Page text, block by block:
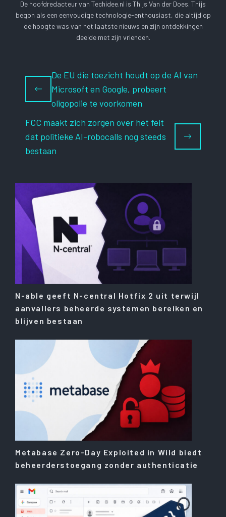
De hoofdredacteur van Techidee.nl is Thijs Van der Does. Thijs
begon als een eenvoudige technologie-enthousiast, die altijd op
de hoogte was van het laatste nieuws en zijn ontdekkingen
deelde met zijn vrienden.
De EU die toezicht houdt op de AI van
Microsoft en Google, probeert
oligopolie te voorkomen
FCC maakt zich zorgen over het feit
dat politieke AI-robocalls nog steeds
bestaan
N-able geeft N-central Hotfix 2 uit terwijl
aanvallers beheerde systemen bereiken en
blijven bestaan
Metabase Zero-Day Exploited in Wild biedt
beheerderstoegang zonder authenticatie